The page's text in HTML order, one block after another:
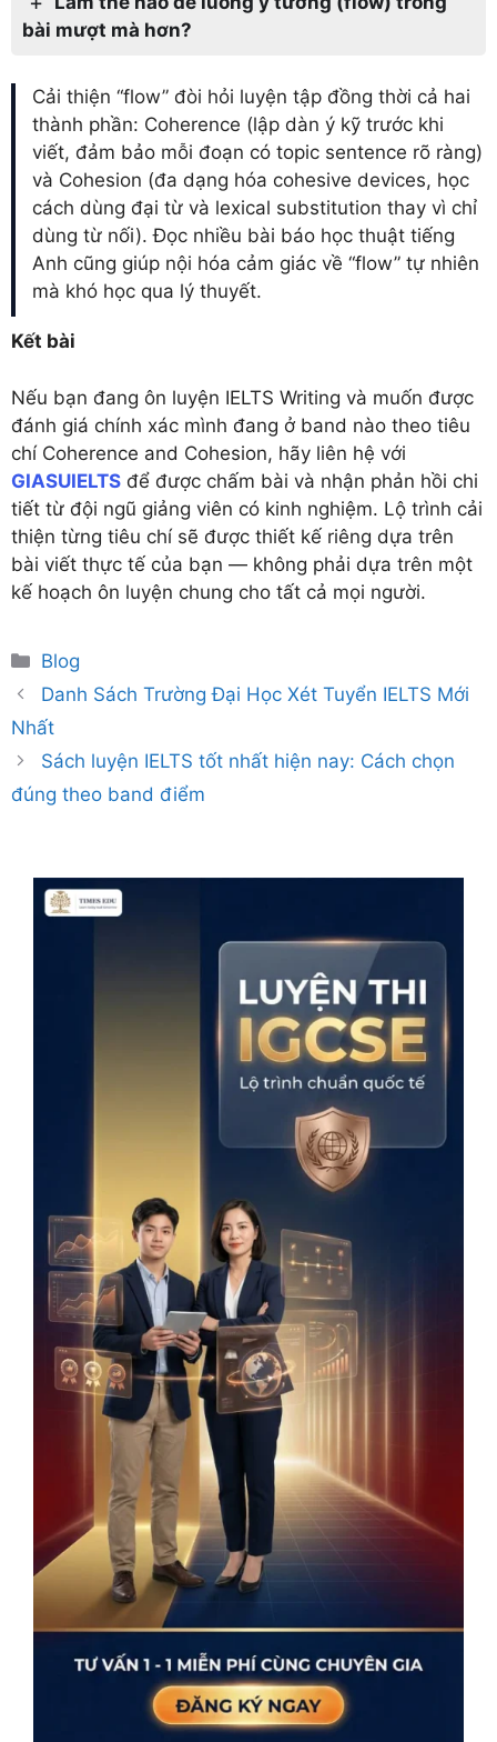
bài mượt mà hơn?
Cải thiện “flow” đòi hỏi luyện tập đồng thời cả hai
thành phần: Coherence (lập dàn ý kỹ trước khi
viết, đảm bảo mỗi đoạn có topic sentence rõ ràng)
và Cohesion (đa dạng hóa cohesive devices, học
cách dùng đại từ và lexical substitution thay vì chỉ
dùng từ nối). Đọc nhiều bài báo học thuật tiếng
Anh cũng giúp nội hóa cảm giác về “flow” tự nhiên
mà khó học qua lý thuyết.
Kết bài
Nếu bạn đang ôn luyện IELTS Writing và muốn được
đánh giá chính xác mình đang ở band nào theo tiêu
chí Coherence and Cohesion, hãy liên hệ với
GIASUIELTS để được chấm bài và nhận phản hồi chi
tiết từ đội ngũ giảng viên có kinh nghiệm. Lộ trình cải
thiện từng tiêu chí sẽ được thiết kế riêng dựa trên
bài viết thực tế của bạn — không phải dựa trên một
kế hoạch ôn luyện chung cho tất cả mọi người.
Categories
Blog
Danh Sách Trường Đại Học Xét Tuyển IELTS Mới
Nhất
Sách luyện IELTS tốt nhất hiện nay: Cách chọn
đúng theo band điểm